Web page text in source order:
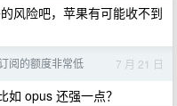
风险吧，苹果有可能收不到
阅的额度非常低 7 月 21 日
如 opus 还强一点？